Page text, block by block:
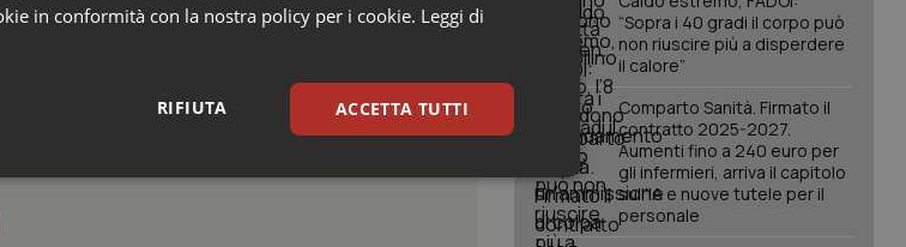
“Sopra i 40 gradi il corpo può
non riuscire più a disperdere
il calore”
Comparto Sanità. Firmato il
contratto 2025-2027.
Aumenti fino a 240 euro per
gli infermieri, arriva il capitolo
sull'IA e nuove tutele per il
personale
in conformità con la nostra policy per i cookie. Leggi di
ACCETTA TUTTI
RIFIUTA
Statistici Marketing